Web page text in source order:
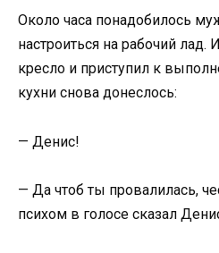
Около часа понадобилось
настроиться на рабочий лад.
кресло и приступил к
кухни снова донеслось:
— Денис!
— Да чтоб ты провалилась,
психом в голосе сказал